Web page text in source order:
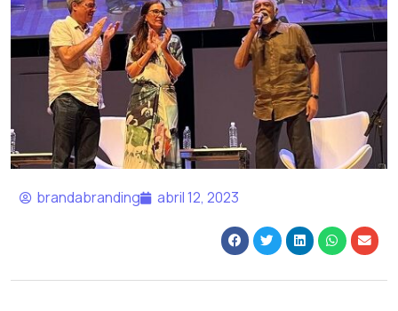
brandabranding abril 12, 2023